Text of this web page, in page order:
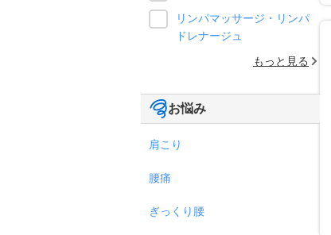
リンパマッサージ・リンパ
ドレナージュ
もっと見る
お悩み
肩こり
腰痛
ぎっくり腰